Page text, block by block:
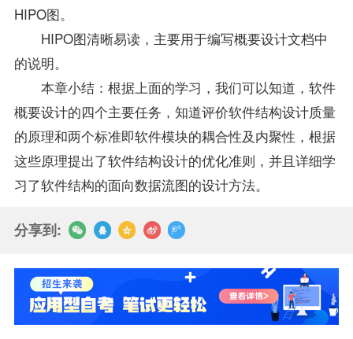
HIPO图。
HIPO图清晰易读，主要用于编写概要设计文档中
的说明。
本章小结：根据上面的学习，我们可以知道，软件
概要设计的四个主要任务，知道评价软件结构设计质量
的原理和两个标准即软件模块的耦合性及内聚性，根据
这些原理提出了软件结构设计的优化准则，并且详细学
习了软件结构的面向数据流图的设计方法。
分享到: